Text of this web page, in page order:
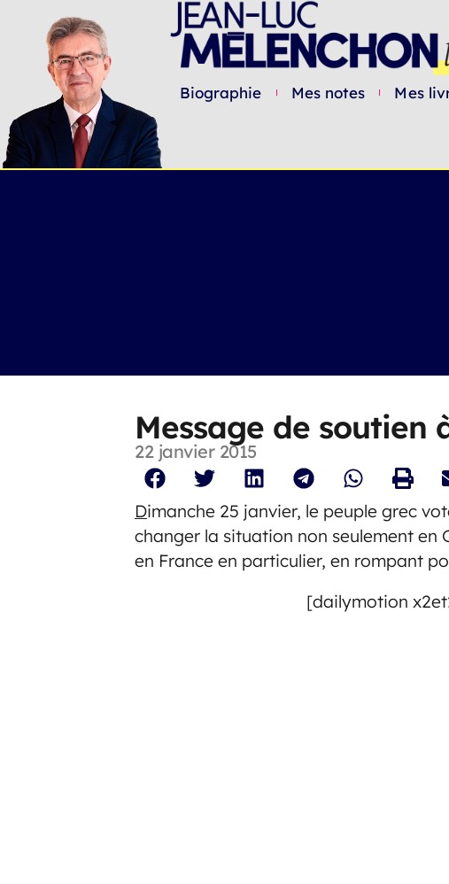
Biographie Mes notes Mes
Message de soutien
22 janvier 2015
Dimanche 25 janvier, le peuple grec
changer la situation non seulement en
en France en particulier, en rompant
[dailymotion